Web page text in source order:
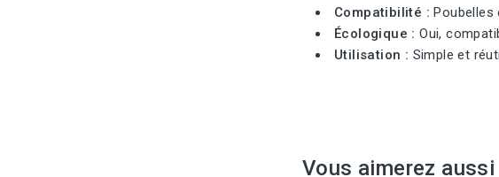
Compatibilité :Poubelles
Écologique :Oui,
Utilisation : Simple et
Vous aimerez aussi